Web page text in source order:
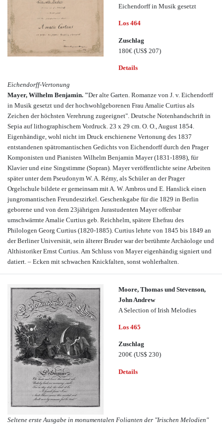
Eichendorff in Musik gesetzt
Los 464
Zuschlag
180€ (US$ 207)
Details
Eichendorff-Vertonung
Mayer, Wilhelm Benjamin. "Der alte Garten. Romanze von J. v. Eichendorff
in Musik gesetzt und der hochwohlgeborenen Frau Amalie Curtius als
Zeichen der höchsten Verehrung zugeeignet". Deutsche Notenhandschrift in
Sepia auf lithographischem Vordruck. 23 x 29 cm. O. O., August 1854.
Eigenhändige, wohl nicht im Druck erschienene Vertonung des 1837
entstandenen spätromantischen Gedichts von Eichendorff durch den Prager
Komponisten und Pianisten Wilhelm Benjamin Mayer (1831-1898), für
Klavier und eine Singstimme (Sopran). Mayer veröffentlichte seine Arbeiten
später unter dem Pseudonym W. A. Rémy, als Schüler an der Prager
Orgelschule bildete er gemeinsam mit A. W. Ambros und E. Hanslick einen
jungromantischen Freundeszirkel. Geschenkgabe für die 1829 in Berlin
geborene und von dem 23jährigen Jurastudenten Mayer offenbar
umschwärmte Amalie Curtius geb. Reichhelm, spätere Ehefrau des
Philologen Georg Curtius (1820-1885). Curtius lehrte von 1845 bis 1849 an
der Berliner Universität, sein älterer Bruder war der berühmte Archäologe und
Althistoriker Ernst Curtius. Am Schluss von Mayer eigenhändig signiert und
datiert. – Ecken mit schwachen Knickfalten, sonst wohlerhalten.
Moore, Thomas und Stevenson,
John Andrew
A Selection of Irish Melodies
Los 465
Zuschlag
200€ (US$ 230)
Details
Seltene erste Ausgabe in monumentalen Folianten der "Irischen Melodien"